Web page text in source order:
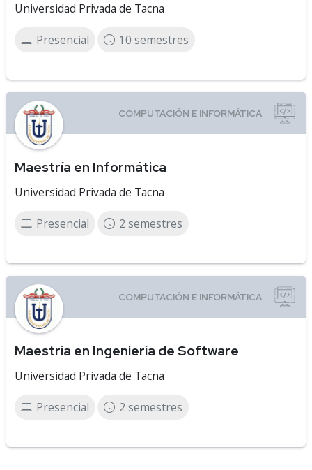
Universidad Privada de Tacna
Presencial 10 semestres
Maestría en Informática
Universidad Privada de Tacna
Presencial 2 semestres
Maestría en Ingeniería de Software
Universidad Privada de Tacna
Presencial 2 semestres